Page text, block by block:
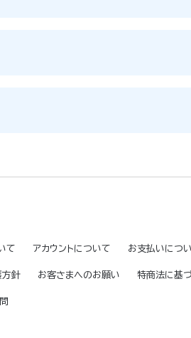
て アカウントについて お支払いにつ
方針 お客さまへのお願い 特商法に基